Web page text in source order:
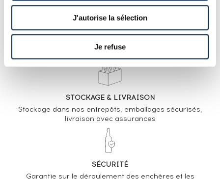
J'autorise la sélection
Je refuse
EXPERTISE
100% des whiskies et spiritueux proposés
expertisés par nos spécialistes. Garantie
d’authenticité
STOCKAGE & LIVRAISON
Stockage dans nos entrepôts, emballages sécurisés,
livraison avec assurances
SÉCURITÉ
Garantie sur le déroulement des enchères et les